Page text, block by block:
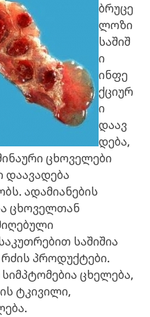
ბრუცე
ლოზი
საშიშ
ი
ინფე
ქციურ
ი
დაავ
დება,
ცხოველები
დაავადება
ადამიანების
ცხოველთან
საშიშია
პროდუქტები.
ცხელება,
ტკივილი,